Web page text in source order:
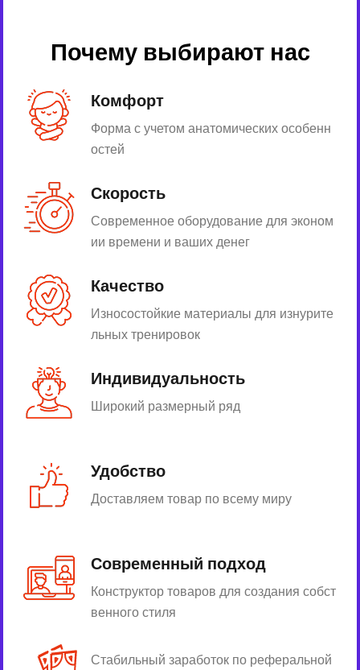
Почему выбирают нас
Комфорт
Форма с учетом анатомических особенн
остей
Скорость
Современное оборудование для эконом
ии времени и ваших денег
Качество
Износостойкие материалы для изнурите
льных тренировок
Индивидуальность
Широкий размерный ряд
Удобство
Доставляем товар по всему миру
Современный подход
Конструктор товаров для создания собст
венного стиля
Стабильный заработок по реферальной